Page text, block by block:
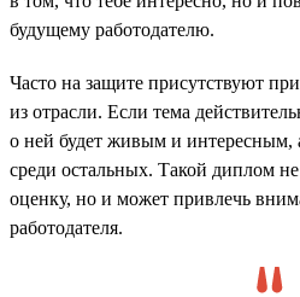
будущему работодателю.
Часто на защите присутствуют
из отрасли. Если тема
о ней будет живым и интересным,
среди остальных. Такой диплом
оценку, но и может привлечь
работодателя.